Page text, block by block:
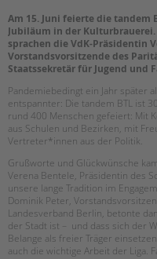
EFöB
Schulbezogene Sozialarbeit
Tagesgruppen
HILFEN ZUR ERZIEHUNG
EINGLIEDERUNGSHILFE
BETREUTES WOHNEN
TANDEM BTL AKADEMIE
Zertfikatskurse
Seminarkalender
Suchen
Am 15. Juni feierte die tandem
Jubiläum in der
sprachen die VdK-Präsidentin
Vorstandsvorsitzende des
Staatssekretär für Jugend und
Pandemiebedingt ein Jahr später
entspannter: Die tandem BTL ist
rund 400 Menschen gefeiert: Mit
aus Schulen und Bezirken, mit
Vertreter*innen aus der Politik.
Grußworte und Glückwünsche
Verena Bentele, Präsidentin des
unsere lange Tradition im
Dominik Peter,
Landesverband Berlin, betonte
der Stadt ist – und dass sich der
Belange als freier Träger
auch die wichtige Arbeit der Liga.